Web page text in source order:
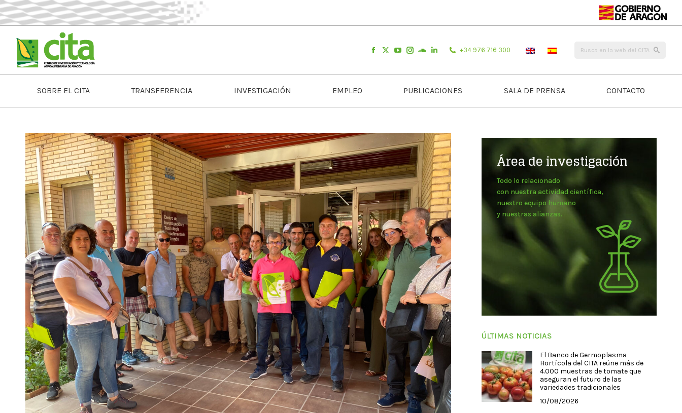
+34 976 716 300
SOBRE EL CITA TRANSFERENCIA INVESTIGACIÓN EMPLEO PUBLICACIONES SALA DE PRENSA CONTACTO
Área de investigación
Todo lo relacionado
con nuestra actividad científica,
nuestro equipo humano
y nuestras alianzas.
ÚLTIMAS NOTICIAS
El Banco de Germoplasma
Hortícola del CITA reúne más de
4.000 muestras de tomate que
aseguran el futuro de las
variedades tradicionales
10/08/2026